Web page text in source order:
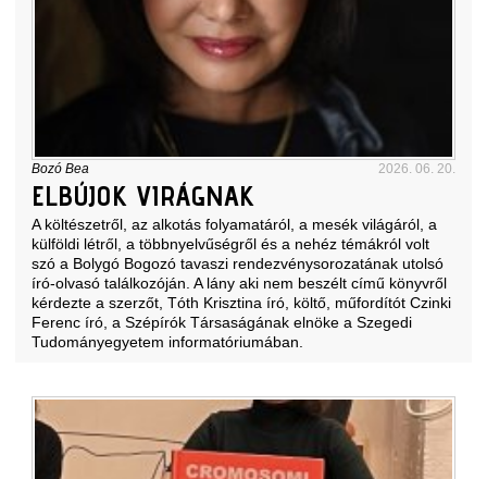
Bozó Bea 2026. 06. 20.
ELBÚJOK VIRÁGNAK
A költészetről, az alkotás folyamatáról, a mesék világáról, a
külföldi létről, a többnyelvűségről és a nehéz témákról volt
szó a Bolygó Bogozó tavaszi rendezvénysorozatának utolsó
író-olvasó találkozóján. A lány aki nem beszélt című könyvről
kérdezte a szerzőt, Tóth Krisztina író, költő, műfordítót Czinki
Ferenc író, a Szépírók Társaságának elnöke a Szegedi
Tudományegyetem informatóriumában.